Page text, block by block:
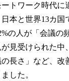
トワーク時代に
本と世界13カ国
の人が「会議の
見受けられた中
長さ」など、改
した。